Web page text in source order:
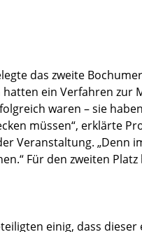
das zweite
hatten ein Verfahren
waren – sie
müssen“, erklärte
Veranstaltung. „Denn
Für den zweiten
einig, dass